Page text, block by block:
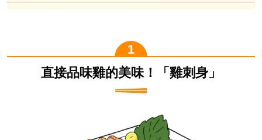
直接品味雞的美味！「雞刺身」